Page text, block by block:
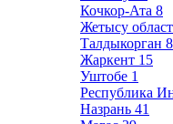
Кочкор-Ата 8
Жетысу
Талдыкорган
Жаркент 15
Уштобе 1
Республика
Назрань 41